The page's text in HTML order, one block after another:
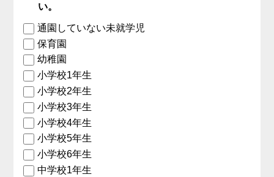
い。
通園していない未就学児
保育園
幼稚園
小学校1年生
小学校2年生
小学校3年生
小学校4年生
小学校5年生
小学校6年生
中学校1年生